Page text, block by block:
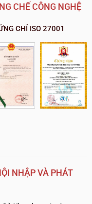
CHẾ CÔNG NGHỆ
CHỈ ISO 27001
NHẬP VÀ PHÁT